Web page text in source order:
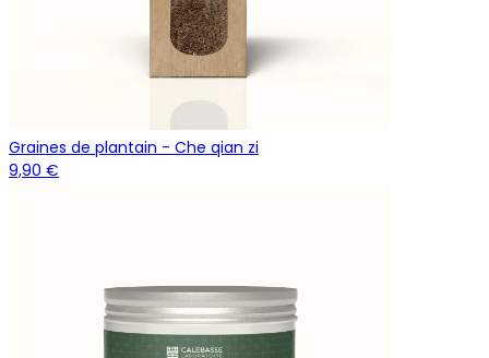
Graines de plantain - Che qian zi
9,90 €